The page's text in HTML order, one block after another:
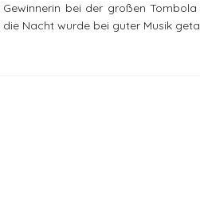
bei der großen
Nacht wurde bei guter Musik